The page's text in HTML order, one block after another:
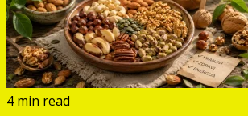
4 min read